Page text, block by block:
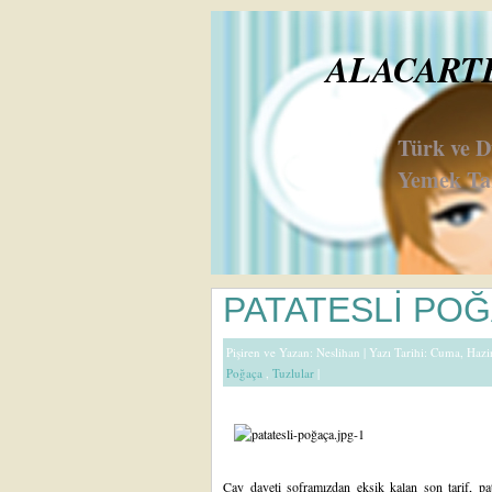
Türk ve
Yemek
PATATESLİ
Pişiren ve Yazan: Neslihan | Yazı Tarihi: Cuma,
Poğaça , Tuzlular |
Çay daveti soframızdan eksik kalan son tarif,